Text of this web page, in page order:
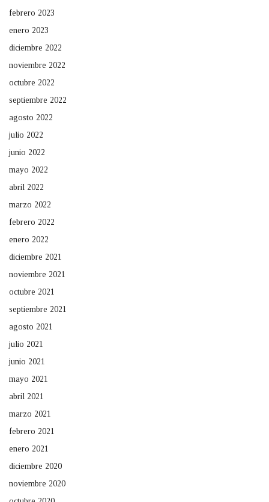
febrero 2023
enero 2023
diciembre 2022
noviembre 2022
octubre 2022
septiembre 2022
agosto 2022
julio 2022
junio 2022
mayo 2022
abril 2022
marzo 2022
febrero 2022
enero 2022
diciembre 2021
noviembre 2021
octubre 2021
septiembre 2021
agosto 2021
julio 2021
junio 2021
mayo 2021
abril 2021
marzo 2021
febrero 2021
enero 2021
diciembre 2020
noviembre 2020